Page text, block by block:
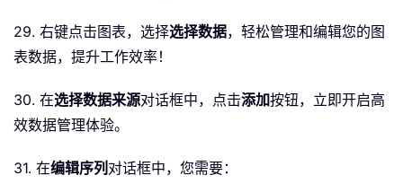
29. 右键点击图表，选择选择数据，轻松管理和编辑您的图
表数据，提升工作效率！
30. 在选择数据来源对话框中，点击添加按钮，立即开启高
效数据管理体验。
31. 在编辑序列 对话框中，您需要：